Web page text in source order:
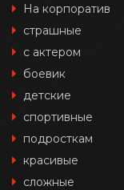
На корпоратив
страшные
с актером
боевик
детские
спортивные
подросткам
красивые
сложные